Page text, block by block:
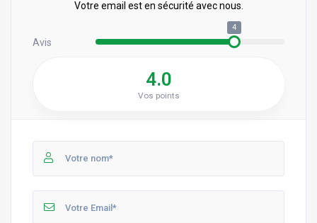
Votre email est en sécurité avec nous.
Avis
4
4.0
Vos points